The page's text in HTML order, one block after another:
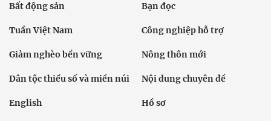
Bất động sản Bạn đọc
Tuần Việt Nam Công nghiệp hỗ trợ
Giảm nghèo bền vững Nông thôn mới
Dân tộc thiểu số và miền núi Nội dung chuyên đề
English Hồ sơ